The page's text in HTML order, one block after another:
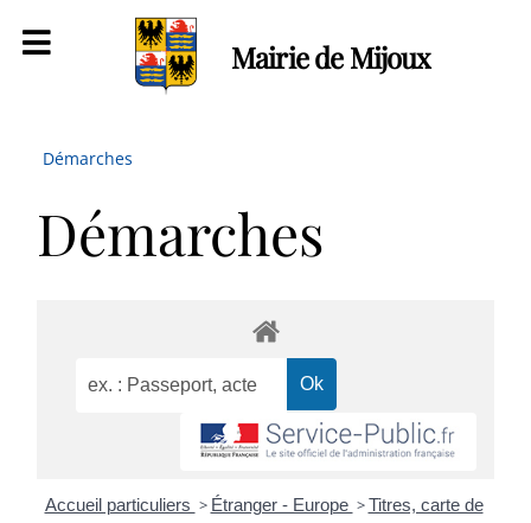
Mairie de Mijoux
Démarches
Démarches
Accueil particuliers > Étranger - Europe > Titres, carte de